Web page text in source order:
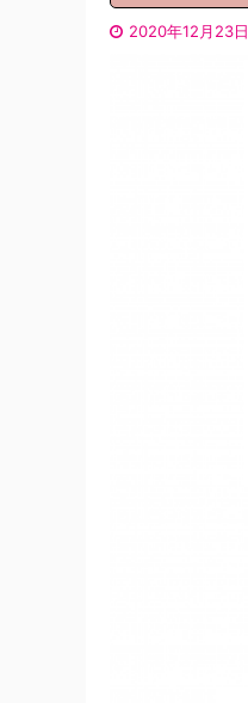
2020年12月23日